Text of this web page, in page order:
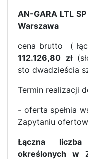
AN-GARA LTL
Warszawa
cena brutto (
112.126,80 zł
sto dwadzieścia
Termin realizacji
- oferta spełnia
Zapytaniu
Łączna
określonych w